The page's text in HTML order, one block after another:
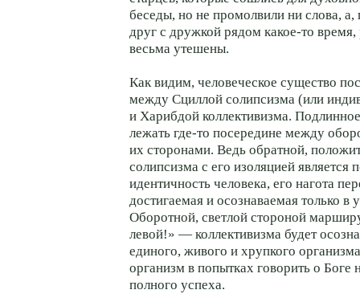
беседы, но не промолвили ни слова,
друг с дружкой рядом какое-то
весьма утешены.
Как видим, человеческое существо
между Сциллой солипсизма (или
и Харибдой коллективизма.
лежать где-то посередине между
их сторонами. Ведь обратной,
солипсизма с его изоляцией является
идентичность человека, его нагота
достигаемая и осознаваемая только в
Оборотной, светлой стороной
левой!» — коллективизма будет
единого, живого и хрупкого
организм в попытках говорить о Боге
полного успеха.